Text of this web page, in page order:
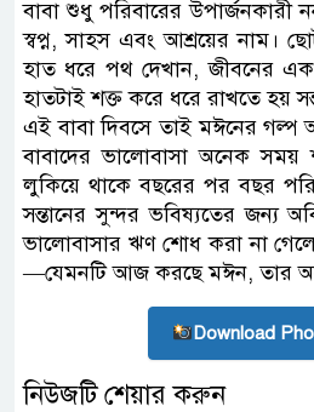
বাবা শুধু পরিবারের উপার্জনকারী
স্বপ্ন, সাহস এবং আশ্রয়ের নাম।
হাত ধরে পথ দেখান, জীবনের এক
হাতটাই শক্ত করে ধরে রাখতে হয়
এই বাবা দিবসে তাই মঈনের গল্প
বাবাদের ভালোবাসা অনেক সময়
লুকিয়ে থাকে বছরের পর বছর
সন্তানের সুন্দর ভবিষ্যতের জন্য
ভালোবাসার ঋণ শোধ করা না
—যেমনটি আজ করছে মঈন, তার
Download
নিউজটি শেয়ার করুন